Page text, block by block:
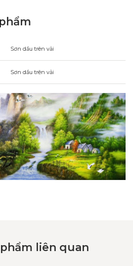
Sơn dầu trên vải
Sơn dầu trên vải
liên quan